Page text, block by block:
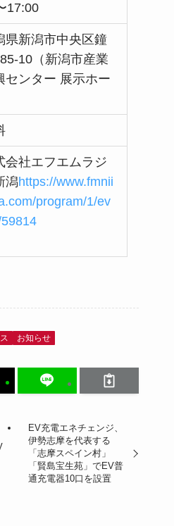
17:00
県新潟市中央区鐘
10（新潟市産業
センター 展示ホー
会社エフエムラジ
潟https://www.fmnii
program/1/ev
お知らせ
EV充電エネチェンジ、
伊勢志摩を代表する
「志摩スペイン村」
「賢島宝生苑」でEV普
通充電器10口を設置